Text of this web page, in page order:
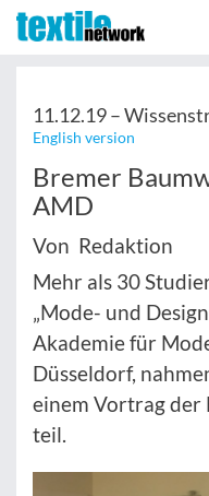
11.12.19 –
English version
Bremer
AMD
Von Redaktion
Mehr als 30
„Mode- und
Akademie für
Düsseldorf,
einem Vortrag der
teil.